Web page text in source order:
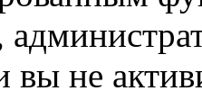
вы не